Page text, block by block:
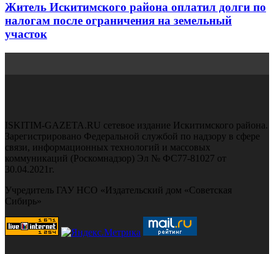
Житель Искитимского района оплатил долги по
налогам после ограничения на земельный
участок
ISKITIM-GAZETA.RU сетевое издание Искитимского района.
Зарегистрировано Федеральной службой по надзору в сфере
связи, информационных технологий и массовых
коммуникаций (Роскомнадзор) Эл № ФС77-81027 от
30.04.2021г.
Учредитель ГАУ НСО «Издательский дом «Советская
Сибирь»